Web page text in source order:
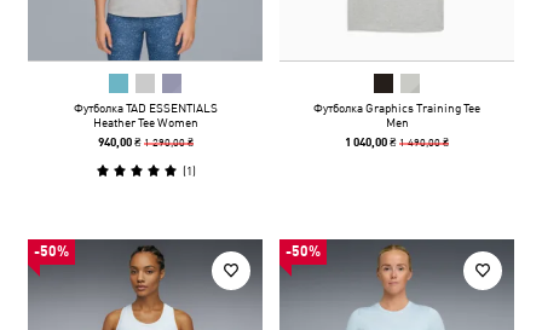
Футболка TAD ESSENTIALS
Heather Tee Women
940,00 ₴ 1 290,00 ₴
(1)
Футболка Graphics Training Tee
Men
1 040,00 ₴1 490,00 ₴
-50% -50%